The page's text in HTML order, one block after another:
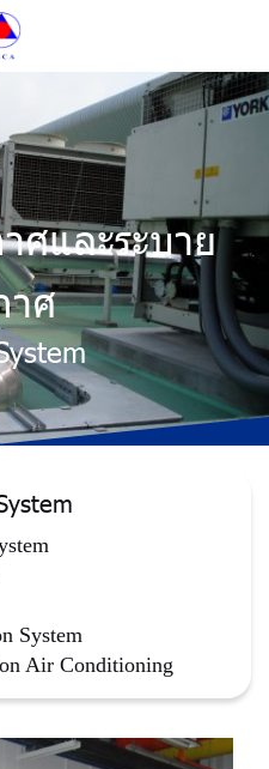
ศและระบาย
าศ
System
Air Conditioning